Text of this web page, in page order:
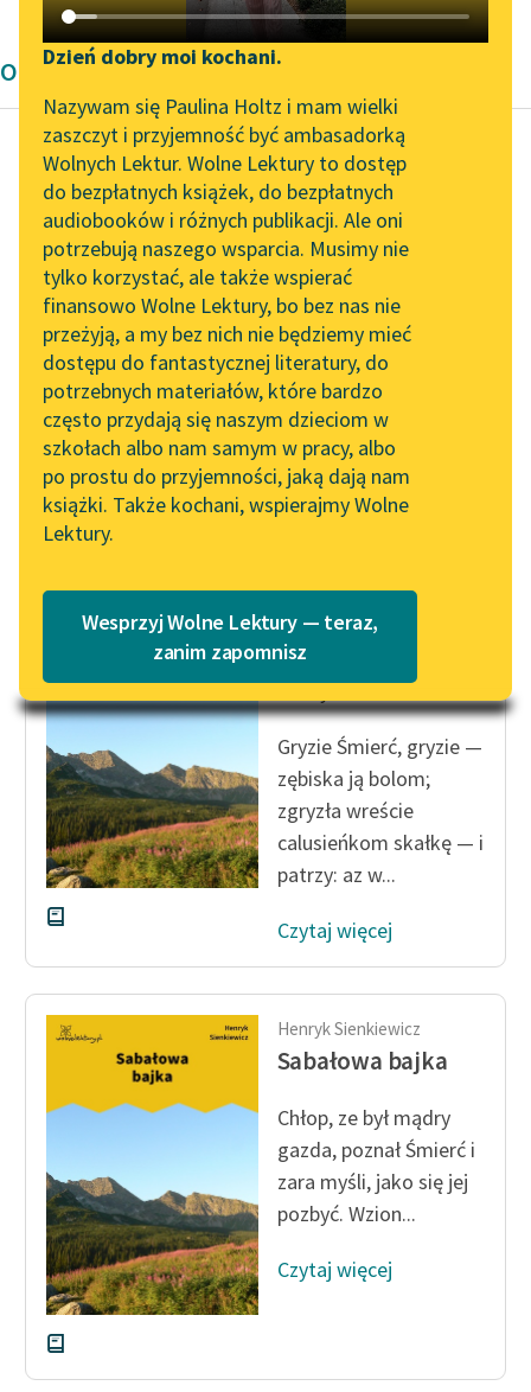
Katalog DAISY
Podkasty o książkach
Zgłoś brak utworu
Aktualności
Zapraszamy na spotkanie
online z tłumaczkami
literatury skandynawskiej
Spotkanie z Katarzyną
Tunkiel w Oslo
Wolne Lektury na 32.
Pol’and’Rock Festivalu
„Kochanek Lady
Chatterley” do słuchania
na Wolnych Lekturach
Nowy audiobook –
„Marzenie o Oriencie”
Lektury szkolne i klasyka
uczennic i uczniów z
niepełnosprawnościami
E-kolekcja lektur
szkolnych i literatury do
słuchania dla uczennic i
uczniów z
Feministyczne inspiracje.
Popularyzacja
skandynawskiej literatury
feministycznej
Kolekcje edukacyjne
twórców przechodzących
do domeny publicznej,
lektur szkolnych oraz
Starego Testamentu
Odkurzamy bohaterów
Narzędzia
Mapa Wolnych Lektur
Leśmianator
Przewodnik dla piszących i
czytających
API
OAI-PMH
Widget Wolnych Lektur
Przypisy
Katalog w formacie PDF
Dzień dobry moi kochani.
Nazywam się Paulina Holtz i mam wielki
zaszczyt i przyjemność być ambasadorką
Wolnych Lektur. Wolne Lektury to dostęp
do bezpłatnych książek, do bezpłatnych
audiobooków i różnych publikacji. Ale oni
potrzebują naszego wsparcia. Musimy nie
tylko korzystać, ale także wspierać
finansowo Wolne Lektury, bo bez nas nie
przeżyją, a my bez nich nie będziemy mieć
dostępu do fantastycznej literatury, do
potrzebnych materiałów, które bardzo
często przydają się naszym dzieciom w
szkołach albo nam samym w pracy, albo
po prostu do przyjemności, jaką dają nam
książki. Także kochani, wspierajmy Wolne
Lektury.
Wesprzyj Wolne Lektury — teraz,
zanim zapomnisz
Opowiadanie Henryka Sienkiewicza
Henryk Sienkiewicz
Pójdźmy za nim!
Druga błyskawica
odkryła głębie nieba i
ukazała w nich jakby
olbrzymie ogniste
postacie. Głosy
ucichły...
Czytaj więcej
Henryk Sienkiewicz
Sabałowa bajka
— Gryź!
Gryzie Śmierć, gryzie —
zębiska ją bolom;
zgryzła wreście
calusieńkom skałkę — i
patrzy: az w...
Czytaj więcej
Henryk Sienkiewicz
Sabałowa bajka
Chłop, ze był mądry
gazda, poznał Śmierć i
zara myśli, jako się jej
pozbyć. Wzion...
Czytaj więcej